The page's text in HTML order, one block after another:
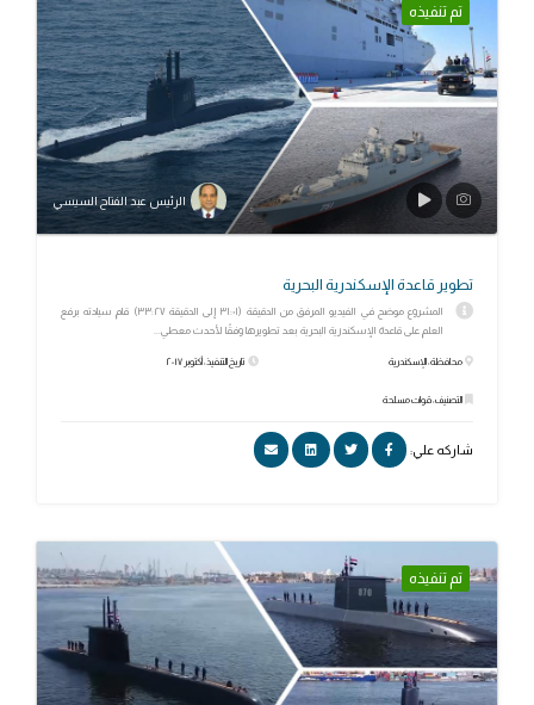
تم تنفيذه
الرئيس عبد الفتاح السيسي
تطوير قاعدة الإسكندرية البحرية
المشروع موضح في الفيديو المرفق من الدقيقة (٣١:٠١ إلى الدقيقة ٣٣:٢٧) قام سيادته برفع
العلم على قاعدة الإسكندرية البحرية بعد تطويرها وفقًا لأحدث معطي...
محافظة: الإسكندرية
التصنيف: قوات مسلحة
تاريخ التنفيذ: أكتوبر ٢٠١٧
شاركه علي:
تم تنفيذه